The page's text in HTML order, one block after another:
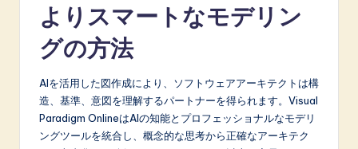
よりスマートなモデリン
グの方法
AIを活用した図作成により、ソフトウェアアーキテクトは構
造、基準、意図を理解するパートナーを得られます。Visual
Paradigm OnlineはAIの知能とプロフェッショナルなモデリ
ングツールを統合し、概念的な思考から正確なアーキテク